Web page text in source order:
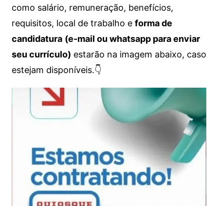
como salário, remuneração, benefícios,
requisitos, local de trabalho e forma de
candidatura (e-mail ou whatsapp para enviar
seu currículo) estarão na imagem abaixo, caso
estejam disponíveis.👇